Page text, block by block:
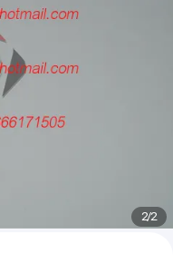
2/2